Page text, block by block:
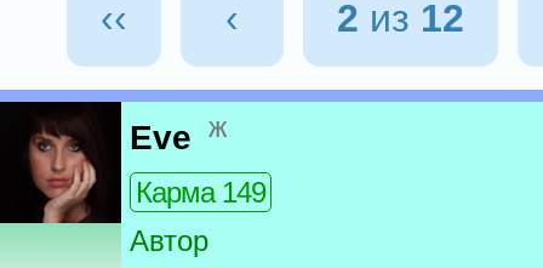
‹‹ ‹ 2 из 12
Eve ж
Карма 149
Автор